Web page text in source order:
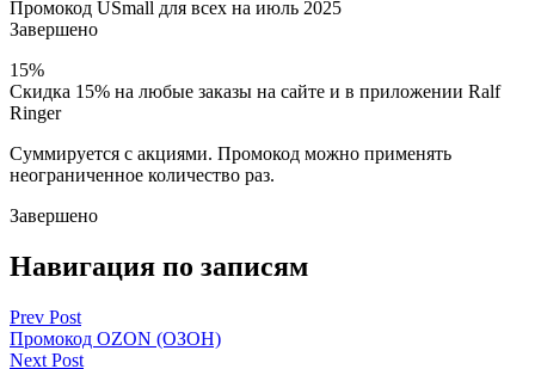
Промокод USmall для всех на июль 2025
Завершено
15%
Скидка 15% на любые заказы на сайте и в приложении Ralf
Ringer
Cуммируется с акциями. Промокод можно применять
неограниченное количество раз.
Завершено
Навигация по записям
Prev Post
Промокод OZON (ОЗОН)
Next Post